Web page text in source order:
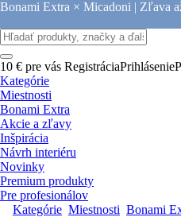
Bonami Extra × Micadoni | Zľava
10 € pre vás RegistráciaPrihlásenie
Kategórie
Miestnosti
Bonami Extra
Akcie a zľavy
Inšpirácia
Návrh interiéru
Novinky
Premium produkty
Pre profesionálov
Kategórie Miestnosti Bonami